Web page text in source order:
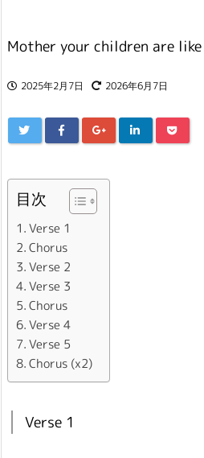
Mother your children are
2025年2月7日 2026年6月7日
目次
Verse 1
Chorus
Verse 2
Verse 3
Chorus
Verse 4
Verse 5
Chorus (x2)
Verse 1